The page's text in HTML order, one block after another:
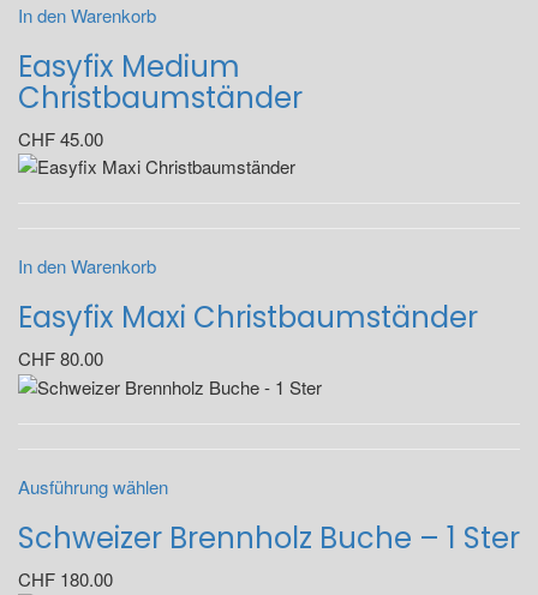
In den Warenkorb
Easyfix Medium
Christbaumständer
CHF45.00
In den Warenkorb
Easyfix Maxi Christbaumständer
CHF80.00
Ausführung wählen
Schweizer Brennholz Buche – 1 Ster
CHF 180.00